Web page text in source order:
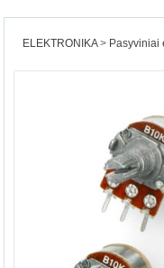
ELEKTRONIKA Pasyviniai